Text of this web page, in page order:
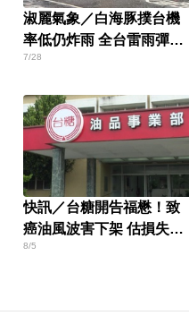
淑麗氣象／白海豚撲台機
率低仍炸雨 全台雷雨彈下
到這天
7/28
快訊／台糖開告福懋！致
癌油風波害下架 估損失
2.43億
8/5